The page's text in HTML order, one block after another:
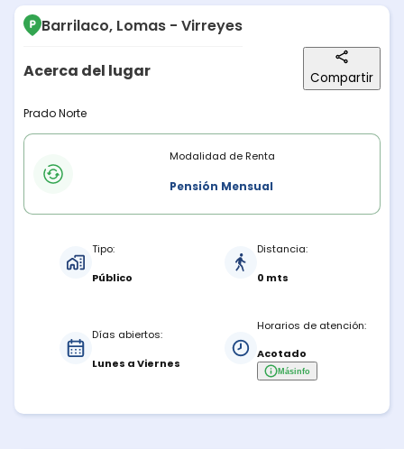
Barrilaco, Lomas - Virreyes
Acerca del lugar Compartir
Descripción del lugar
Prado Norte
Modalidades de rentaModalidad de Renta
Pensión Mensual
Tipo:
Público
Distancia:
0 mts
Días abiertos:
Lunes a Viernes
Horarios de atención:
Acotado
Másinfo